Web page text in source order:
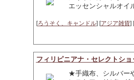
エッセンシャルオイ
[ろうそく、キャンドル] [アジア雑貨] [
フィリピニアナ・セレクトシ
★手織布、シルバー